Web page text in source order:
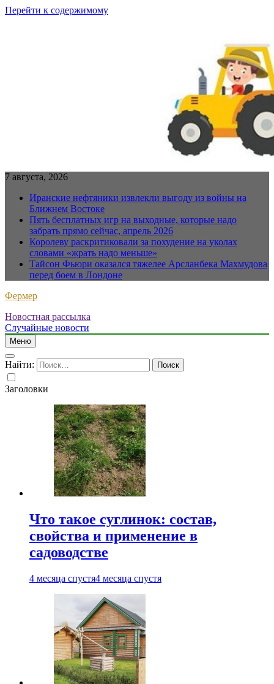
Перейти к содержимому
7 августа, 2026
Иранские нефтяники извлекли выгоду из войны на
Ближнем Востоке
Пять бесплатных игр на выходные, которые надо
забрать прямо сейчас, апрель 2026
Королеву раскритиковали за похудение на уколах
словами «жрать надо меньше»
Тайсон Фьюри оказался тяжелее Арсланбека Махмудова
перед боем в Лондоне
Фермер
Новостная рассылка
Случайные новости
Меню
Найти:
Заголовки
Что такое суглинок: состав,
свойства и применение в
садоводстве
4 месяца спустя4 месяца спустя